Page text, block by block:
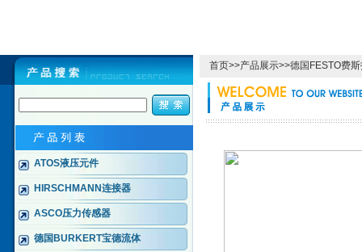
ATOS液压元件
HIRSCHMANN连接器
ASCO压力传感器
德国BURKERT宝德流体
首页>>产品展示>>德国FESTO费